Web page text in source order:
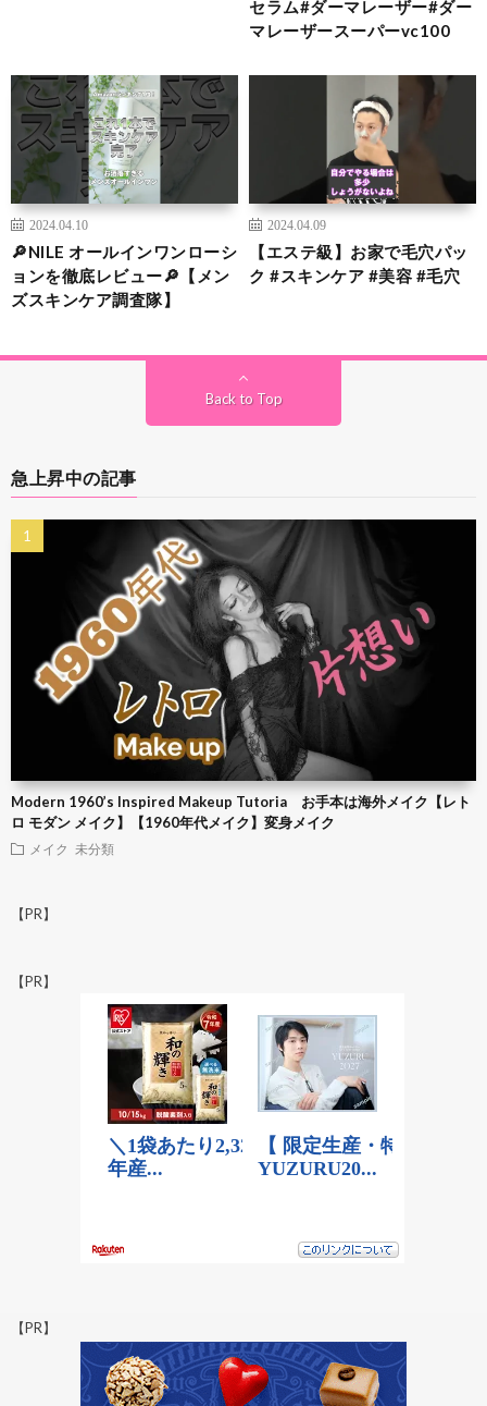
セラム#ダーマレーザー#ダー
マレーザースーパーvc100
2024.04.10
🔎NILE オールインワンローシ
ョンを徹底レビュー🔎【メン
ズスキンケア調査隊】
2024.04.09
【エステ級】お家で毛穴パッ
ク #スキンケア #美容 #毛穴
Back to Top
急上昇中の記事
Modern 1960’s Inspired Makeup Tutoria お手本は海外メイク【レト
ロ モダン メイク】【1960年代メイク】変身メイク
メイク 未分類
【PR】
【PR】
【PR】